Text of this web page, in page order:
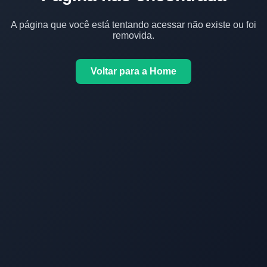
A página que você está tentando acessar não existe ou foi
removida.
Voltar para a Home